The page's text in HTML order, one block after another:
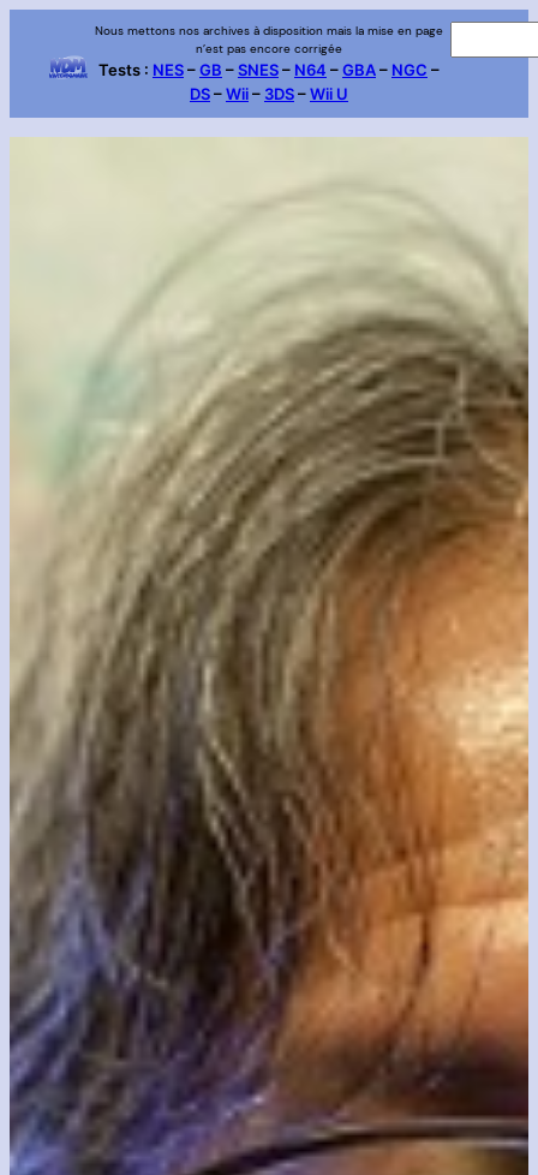
contenu
Nous mettons nos archives à disposition mais la mise en page
n’est pas encore corrigée
Tests : NES–GB –SNES– N64 –GBA– NGC –
DS–Wii– 3DS–Wii U
c
h
e